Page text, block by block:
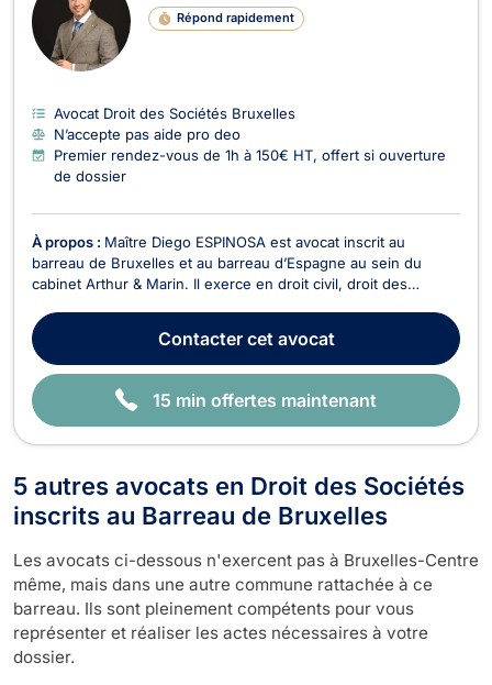
Répond rapidement
N
E
Avocat Droit des Sociétés Bruxelles
N’accepte pas aide pro deo
Premier rendez-vous de 1h à 150€ HT, offert si ouverture
de dossier
À propos : Maître Diego ESPINOSA est avocat inscrit au
barreau de Bruxelles et au barreau d’Espagne au sein du
cabinet Arthur & Marin. Il exerce en droit civil, droit des
numérique, ainsi qu'en droit douanier. Trilingue en espagnol,
français et anglais, Maître ESPINOSA acc...
Contactercet avocat
15 min offertes maintenant
5 autres avocats en Droit des Sociétés
inscrits au Barreau de Bruxelles
Les avocats ci-dessous n'exercent pas à Bruxelles-Centre
même, mais dans une autre commune rattachée à ce
barreau. Ils sont pleinement compétents pour vous
représenter et réaliser les actes nécessaires à votre
dossier.